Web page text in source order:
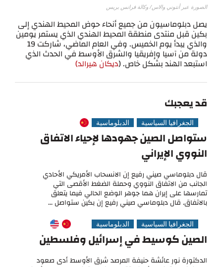
الصورة عبر أنتوني والاس/ وكالة فرانس بريس
يصل دبلوماسيون من جميع أنحاء حوض المحيط الهندي إلى
بكين قبل منتدى منطقة المحيط الهندي الذي يستمر يومين
والذي يبدأ يوم الخميس. وفي العام الماضي، شاركت 19
دولة من آسيا وإفريقيا والشرق الأوسط في الحدث الذي
استبعد الهند بشكل خاص. (ديكان هيرالد)
قد يعجبك
الجغرافيا السياسية الدبلوماسية
ستواصل الصين جهودها لإحياء الاتفاق
النووي الإيراني
قال دبلوماسي صيني رفيع إن الانسحاب الأمريكي الأحادي
الجانب من الاتفاق النووي وحملة الضغط الأقصى التي
تمارسها على إيران هما جوهر الوضع الحالي فيما يتعلق
بالاتفاق. قال دبلوماسي صيني رفيع إن بكين ستواصل ...
الجغرافيا السياسية الدبلوماسية
الصين كوسيط في إسرائيل وفلسطين
الدكتورة نور عائشة حنيفة المرصد شرق الأوسط أدى صعود